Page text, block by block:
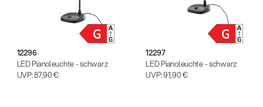
12296
LED Pianoleuchte - schwarz
UVP:87,90 €
12297
LED Pianoleuchte - schwarz
UVP:91,90 €